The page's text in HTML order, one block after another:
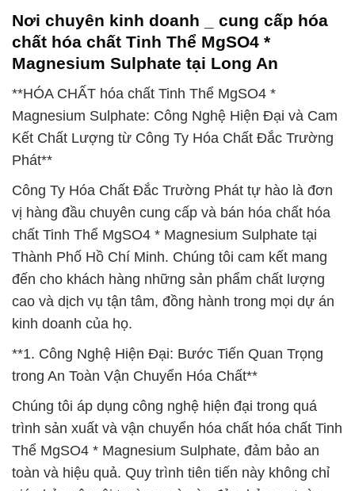
Nơi chuyên kinh doanh _ cung cấp hóa
chất hóa chất Tinh Thể MgSO4 *
Magnesium Sulphate tại Long An
**HÓA CHẤT hóa chất Tinh Thể MgSO4 *
Magnesium Sulphate: Công Nghệ Hiện Đại và Cam
Kết Chất Lượng từ Công Ty Hóa Chất Đắc Trường
Phát**
Công Ty Hóa Chất Đắc Trường Phát tự hào là đơn
vị hàng đầu chuyên cung cấp và bán hóa chất hóa
chất Tinh Thể MgSO4 * Magnesium Sulphate tại
Thành Phố Hồ Chí Minh. Chúng tôi cam kết mang
đến cho khách hàng những sản phẩm chất lượng
cao và dịch vụ tận tâm, đồng hành trong mọi dự án
kinh doanh của họ.
**1. Công Nghệ Hiện Đại: Bước Tiến Quan Trọng
trong An Toàn Vận Chuyển Hóa Chất**
Chúng tôi áp dụng công nghệ hiện đại trong quá
trình sản xuất và vận chuyển hóa chất hóa chất Tinh
Thể MgSO4 * Magnesium Sulphate, đảm bảo an
toàn và hiệu quả. Quy trình tiên tiến này không chỉ